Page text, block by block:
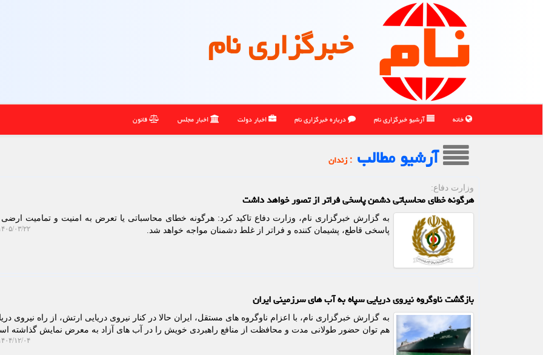
خبرگزاری نام
خانه آرشیو خبرگزاری نام درباره خبرگزاری نام اخبار دولت اخبار مجلس قانون
آرشیو مطالب : زندان
وزارت دفاع:
هرگونه خطای محاسباتی دشمن پاسخی فراتر از تصور خواهد داشت
به گزارش خبرگزاری نام، وزارت دفاع تاکید کرد: هرگونه خطای محاسباتی یا تعرض به امنیت و تمامیت ارضی
پاسخی قاطع، پشیمان کننده و فراتر از غلط دشمنان مواجه خواهد شد.
۱۴۰۵/۰۳/۲۲
بازگشت ناوگروه نیروی دریایی سپاه به آب های سرزمینی ایران
به گزارش خبرگزاری نام، با اعزام ناوگروه های مستقل، ایران حالا در کنار نیروی دریایی ارتش، از راه نیروی
هم توان حضور طولانی مدت و محافظت از منافع راهبردی خویش را در آب های آزاد به معرض نمایش گذاشته
۱۴۰۴/۱۲/۰۴